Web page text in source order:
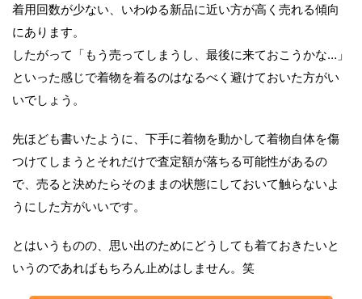
着用回数が少ない、いわゆる新品に近い方が高く売れる傾向
にあります。
したがって「もう売ってしまうし、最後に来ておこうかな…」
といった感じで着物を着るのはなるべく避けておいた方がい
いでしょう。
先ほども書いたように、下手に着物を動かして着物自体を傷
つけてしまうとそれだけで査定額が落ちる可能性があるの
で、売ると決めたらそのままの状態にしておいて触らないよ
うにした方がいいです。
とはいうものの、思い出のためにどうしても着ておきたいと
いうのであればもちろん止めはしません。笑